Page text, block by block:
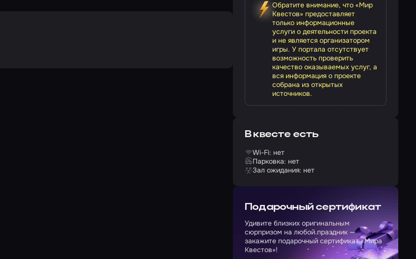
Обратите внимание, что «Мир
Квестов» предоставляет
только информационные
услуги о деятельности проекта
и не является организатором
игры. У портала отсутствует
возможность проверить
качество оказываемых услуг, а
вся информация о проекте
собрана из открытых
источников.
В квесте есть
Wi-Fi: нет
Парковка: нет
Зал ожидания: нет
Подарочный сертификат
Удивите близких оригинальным
сюрпризом на любой праздник —
закажите подарочный сертификат «Мира
Квестов»!